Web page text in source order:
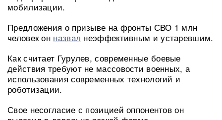
мобилизации.
Предложения о призыве на фронты СВО 1 млн
человек он назвал неэффективным и устаревшим.
Как считает Гурулев, современные боевые
действия требуют не массовости военных, а
использования современных технологий и
роботизации.
Свое несогласие с позицией оппонентов он